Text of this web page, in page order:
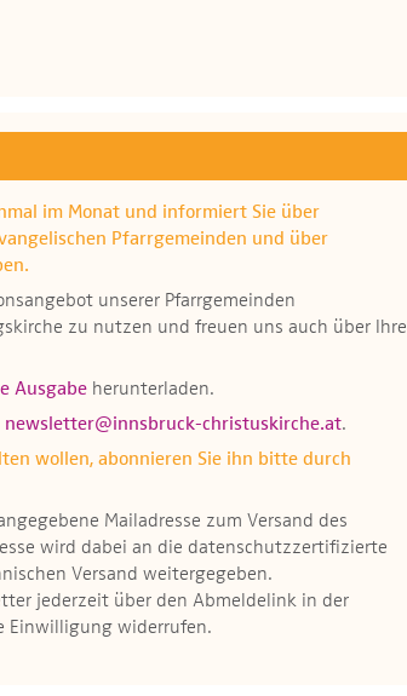
im Monat und informiert Sie über
Pfarrgemeinden und über
unserer Pfarrgemeinden
zu nutzen und freuen uns auch über Ihre
Ausgabe herunterladen.
newsletter@innsbruck-christuskirche.at.
wollen, abonnieren Sie ihn bitte durch
Mailadresse zum Versand des
wird dabei an die datenschutzzertifizierte
Versand weitergegeben.
jederzeit über den Abmeldelink in der
Einwilligung widerrufen.